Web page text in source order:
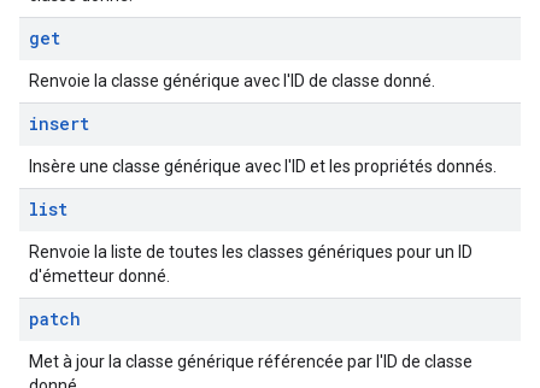
get
Renvoie la classe générique avec l'ID de classe donné.
insert
Insère une classe générique avec l'ID et les propriétés donnés.
list
Renvoie la liste de toutes les classes génériques pour un ID
d'émetteur donné.
patch
Met à jour la classe générique référencée par l'ID de classe